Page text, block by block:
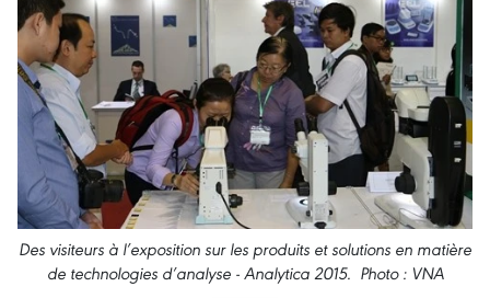
Des visiteurs à l’exposition sur les produits et solutions en matière
de technologies d’analyse - Analytica 2015. Photo : VNA